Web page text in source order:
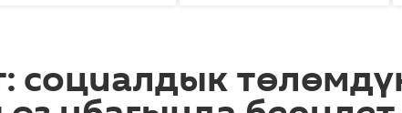
социалдык